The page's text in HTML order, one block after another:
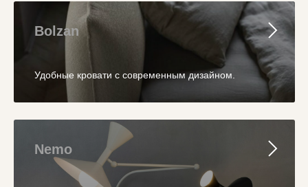
Bolzan
Удобные кровати с современным дизайном.
Nemo